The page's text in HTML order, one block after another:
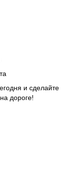
и сделайте
дороге!